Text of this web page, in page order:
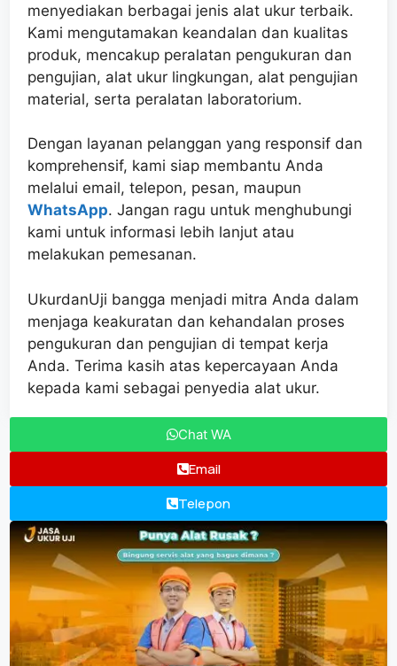
menyediakan berbagai jenis alat ukur terbaik.
Kami mengutamakan keandalan dan kualitas
produk, mencakup peralatan pengukuran dan
pengujian, alat ukur lingkungan, alat pengujian
material, serta peralatan laboratorium.
Dengan layanan pelanggan yang responsif dan
komprehensif, kami siap membantu Anda
melalui email, telepon, pesan, maupun
WhatsApp. Jangan ragu untuk menghubungi
kami untuk informasi lebih lanjut atau
melakukan pemesanan.
UkurdanUji bangga menjadi mitra Anda dalam
menjaga keakuratan dan kehandalan proses
pengukuran dan pengujian di tempat kerja
Anda. Terima kasih atas kepercayaan Anda
kepada kami sebagai penyedia alat ukur.
Chat WA
Email
Telepon